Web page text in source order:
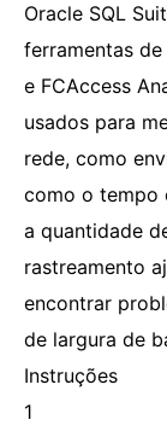
Oracle SQL
ferramentas
e FCAccess
usados ​​para
rede, como
como o tempo
a quantidade
rastreamento
encontrar
de largura de
Instruções
1